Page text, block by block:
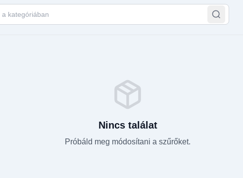
kategóriában
Nincs találat
Próbáld meg módosítani a szűrőket.